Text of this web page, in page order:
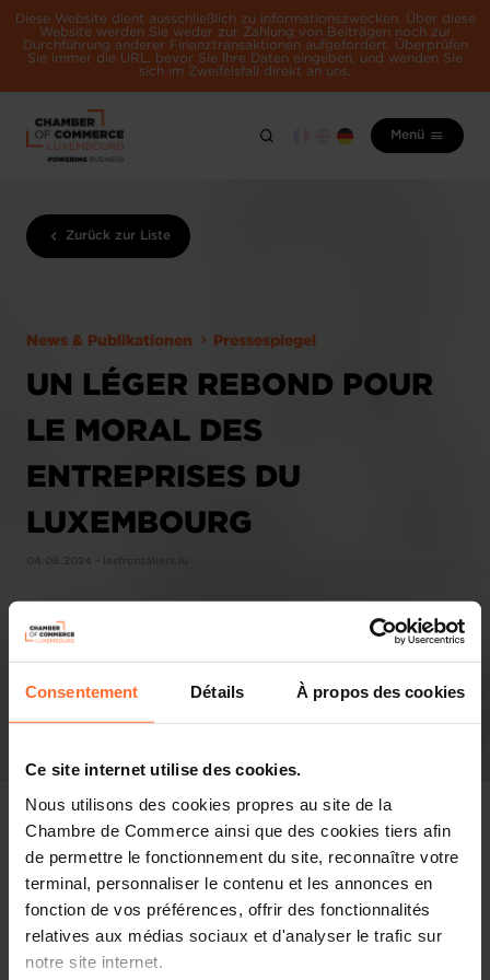
Consentement Détails À propos des cookies
Ce site internet utilise des cookies.
Nous utilisons des cookies propres au site de la
Chambre de Commerce ainsi que des cookies tiers afin
de permettre le fonctionnement du site, reconnaître votre
terminal, personnaliser le contenu et les annonces en
fonction de vos préférences, offrir des fonctionnalités
relatives aux médias sociaux et d'analyser le trafic sur
notre site internet.
Diese Website dient ausschließlich zu Informationszwecken. Über diese
Website werden Sie weder zur Zahlung von Beiträgen noch zur
Durchführung anderer Finanztransaktionen aufgefordert. Überprüfen
Sie immer die URL, bevor Sie Ihre Daten eingeben, und wenden Sie
sich im Zweifelsfall direkt an uns.
Menü
Zurück zur Liste
News & Publikationen Pressespiegel
UN LÉGER REBOND POUR
LE MORAL DES
ENTREPRISES DU
LUXEMBOURG
Pressespiegel
Diesen Artikel teilen